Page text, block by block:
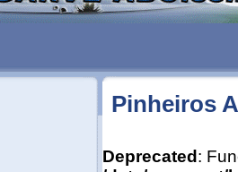
Pinheiros
Deprecated :